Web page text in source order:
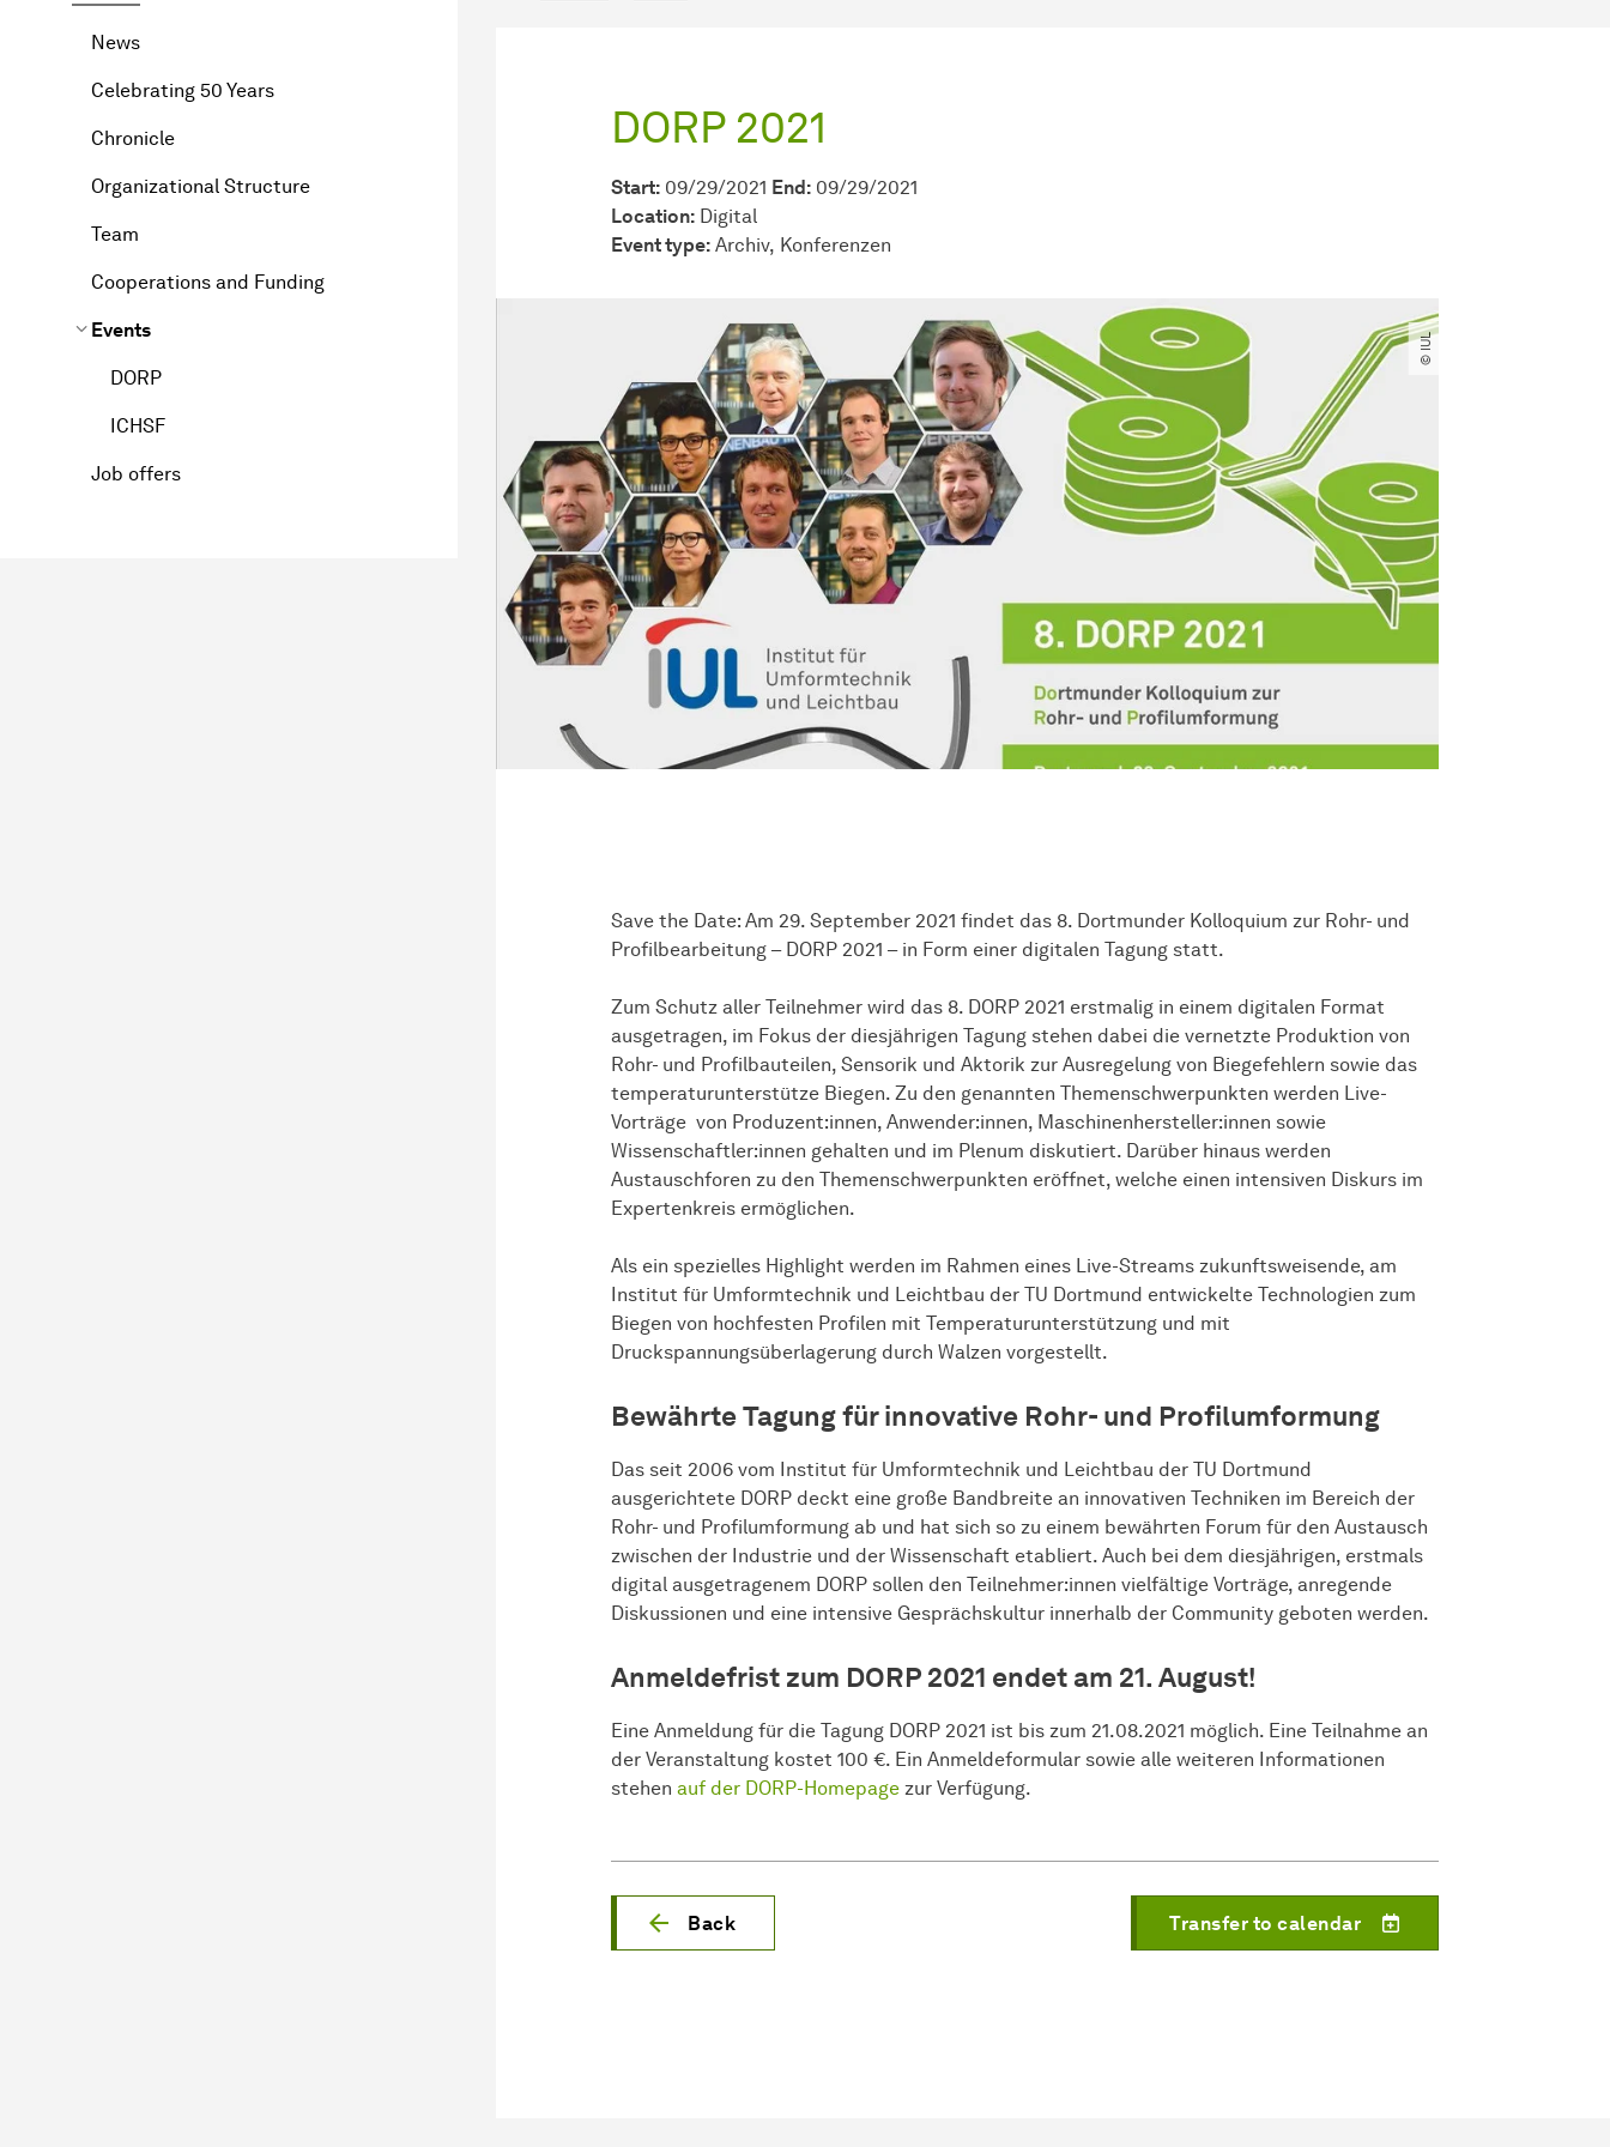
News
Celebrating 50 Years
Chronicle
Organizational Structure
Team
Cooperations and Funding
Events
DORP
ICHSF
Job offers
DORP 2021
Start: 09/29/2021 End: 09/29/2021
Location: Digital
Event type: Archiv Konferenzen
© IUL
Save the Date: Am 29. September 2021 findet das 8. Dortmunder Kolloquium zur Rohr- und
Profilbearbeitung – DORP 2021 – in Form einer digitalen Tagung statt.
Zum Schutz aller Teilnehmer wird das 8. DORP 2021 erstmalig in einem digitalen Format
ausgetragen, im Fokus der diesjährigen Tagung stehen dabei die vernetzte Produktion von
Rohr- und Profilbauteilen, Sensorik und Aktorik zur Ausregelung von Biegefehlern sowie das
temperaturunterstütze Biegen. Zu den genannten Themenschwerpunkten werden Live-
Vorträge von Produzent:innen, Anwender:innen, Maschinenhersteller:innen sowie
Wissenschaftler:innen gehalten und im Plenum diskutiert. Darüber hinaus werden
Austauschforen zu den Themenschwerpunkten eröffnet, welche einen intensiven Diskurs im
Expertenkreis ermöglichen.
Als ein spezielles Highlight werden im Rahmen eines Live-Streams zukunftsweisende, am
Institut für Umformtechnik und Leichtbau der TU Dortmund entwickelte Technologien zum
Biegen von hochfesten Profilen mit Temperaturunterstützung und mit
Druckspannungsüberlagerung durch Walzen vorgestellt.
Bewährte Tagung für innovative Rohr- und Profilumformung
Das seit 2006 vom Institut für Umformtechnik und Leichtbau der TU Dortmund
ausgerichtete DORP deckt eine große Bandbreite an innovativen Techniken im Bereich der
Rohr- und Profilumformung ab und hat sich so zu einem bewährten Forum für den Austausch
zwischen der Industrie und der Wissenschaft etabliert. Auch bei dem diesjährigen, erstmals
digital ausgetragenem DORP sollen den Teilnehmer:innen vielfältige Vorträge, anregende
Diskussionen und eine intensive Gesprächskultur innerhalb der Community geboten werden.
Anmeldefrist zum DORP 2021 endet am 21. August!
Eine Anmeldung für die Tagung DORP 2021 ist bis zum 21.08.2021 möglich. Eine Teilnahme an
der Veranstaltung kostet 100 €. Ein Anmeldeformular sowie alle weiteren Informationen
stehen auf der DORP-Homepage zur Verfügung.
Back Transfer to calendar